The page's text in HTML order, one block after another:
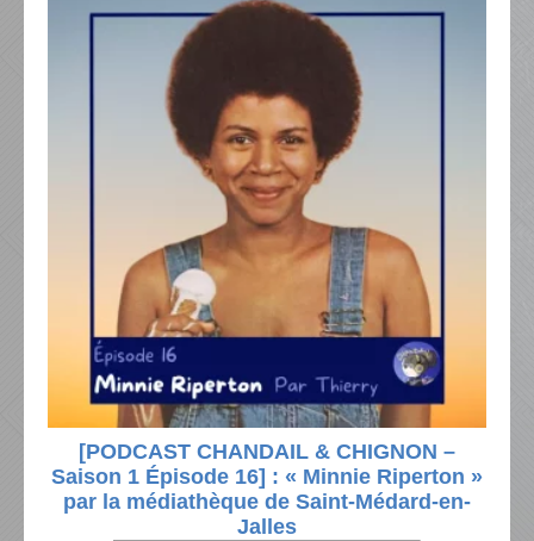
[PODCAST CHANDAIL & CHIGNON –
Saison 1 Épisode 16] : « Minnie Riperton »
par la médiathèque de Saint-Médard-en-
Jalles